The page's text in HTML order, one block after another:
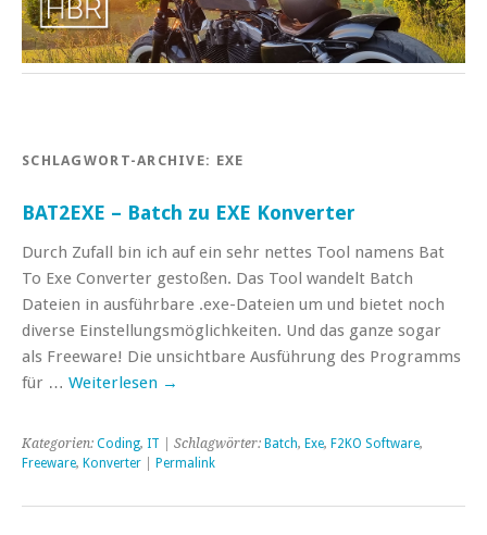
SCHLAGWORT-ARCHIVE: EXE
BAT2EXE – Batch zu EXE Konverter
Durch Zufall bin ich auf ein sehr nettes Tool namens Bat
To Exe Converter gestoßen. Das Tool wandelt Batch
Dateien in ausführbare .exe-Dateien um und bietet noch
diverse Einstellungsmöglichkeiten. Und das ganze sogar
als Freeware! Die unsichtbare Ausführung des Programms
für … Weiterlesen →
Kategorien: Coding, IT | Schlagwörter: Batch, Exe, F2KO Software,
Freeware, Konverter Permalink